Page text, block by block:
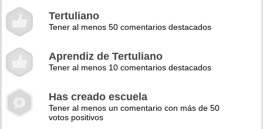
Tertuliano
Tener al menos 50 comentarios destacados
Aprendiz de Tertuliano
Tener al menos 10 comentarios destacados
Has creado escuela
Tener al menos un comentario con más de 50
votos positivos